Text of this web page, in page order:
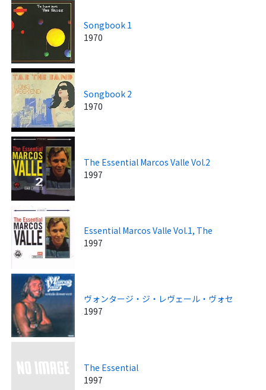
Songbook 1
1970
Songbook 2
1970
The Essential Marcos Valle Vol.2
1997
Essential Marcos Valle Vol.1, The
1997
ヴォンタージ・ジ・レヴェール・ヴォセ
1997
The Essential
1997